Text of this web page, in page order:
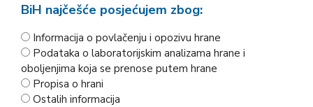
BiH najčešće posjećujem zbog:
Informacija o povlačenju i opozivu hrane
Podataka o laboratorijskim analizama hrane i
oboljenjima koja se prenose putem hrane
Propisa o hrani
Ostalih informacija